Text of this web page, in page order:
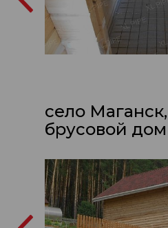
село
брусовой дом